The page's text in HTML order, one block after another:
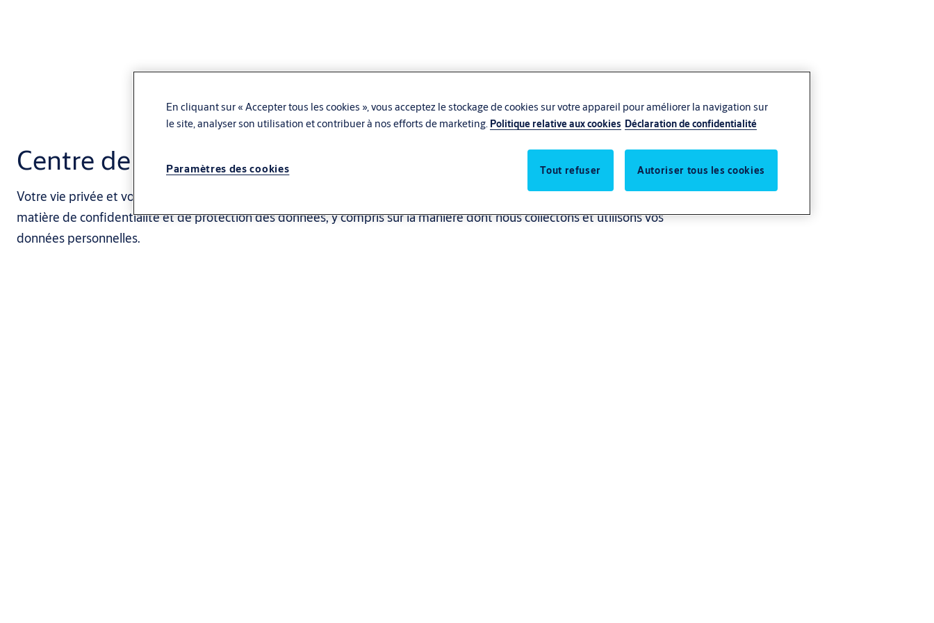
Centre de confidentialité
Votre vie privée et votre confiance sont importantes pour nous. Vous trouverez ici des informations sur notre travail en
matière de confidentialité et de protection des données, y compris sur la manière dont nous collectons et utilisons vos
données personnelles.
En cliquant sur « Accepter tous les cookies », vous acceptez le stockage de cookies sur votre appareil pour améliorer la navigation sur
le site, analyser son utilisation et contribuer à nos efforts de marketing. Politique relative aux cookies Déclaration de confidentialité
Paramètres des cookies Tout refuser Autoriser tous les cookies